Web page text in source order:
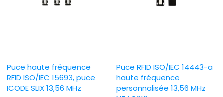
Puce haute fréquence
RFID ISO/IEC 15693, puce
ICODE SLIX 13,56 MHz
Puce RFID ISO/IEC 14443-a
haute fréquence
personnalisée 13,56 MHz